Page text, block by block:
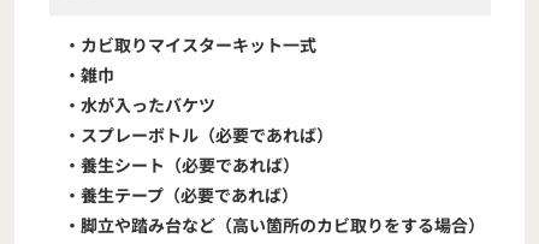
・カビ取りマイスターキット一式
・雑巾
・水が入ったバケツ
・スプレーボトル（必要であれば）
・養生シート（必要であれば）
・養生テープ（必要であれば）
・脚立や踏み台など（高い箇所のカビ取りをする場合）